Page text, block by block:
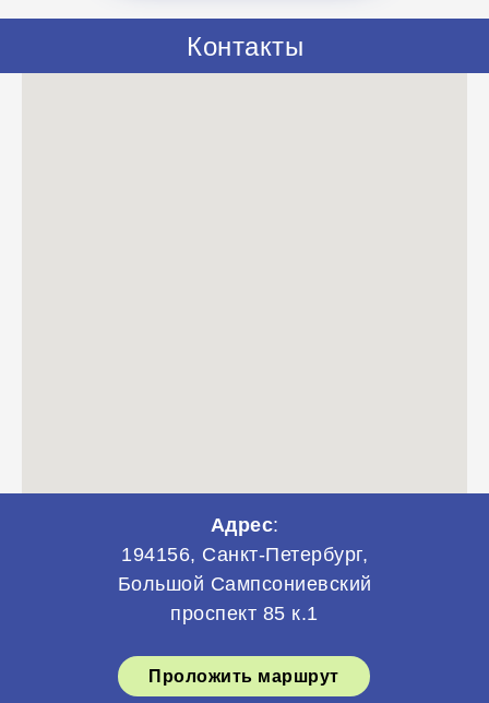
Контакты
Адрес:
194156, Санкт-Петербург,
Большой Сампсониевский
проспект 85 к.1
Проложить маршрут